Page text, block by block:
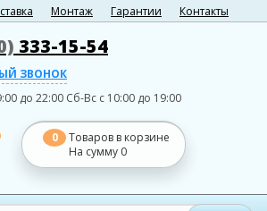
Монтаж Гарантии Контакты
333-15-54
ЗВОНОК
до 22:00 Сб-Вс с 10:00 до 19:00
0
Товаров в корзине
На сумму 0